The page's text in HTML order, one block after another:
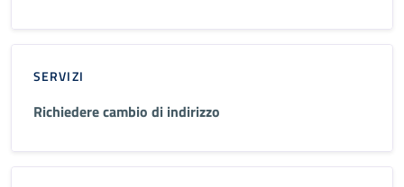
SERVIZI
Richiedere cambio di indirizzo